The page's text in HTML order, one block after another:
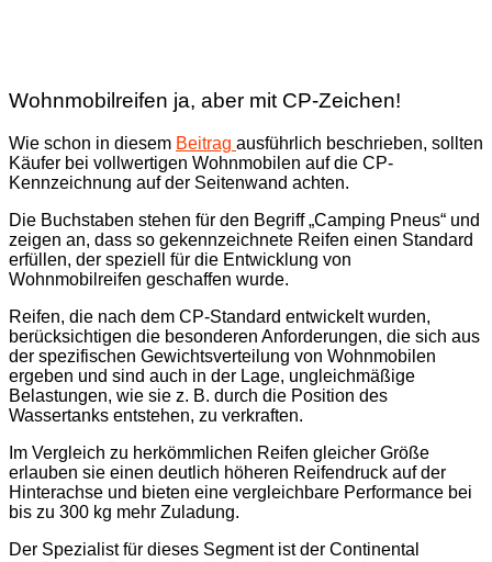
Wohnmobilreifen ja, aber mit CP-Zeichen!
Wie schon in diesem Beitrag ausführlich beschrieben, sollten
Käufer bei vollwertigen Wohnmobilen auf die CP-
Kennzeichnung auf der Seitenwand achten.
Die Buchstaben stehen für den Begriff „Camping Pneus“ und
zeigen an, dass so gekennzeichnete Reifen einen Standard
erfüllen, der speziell für die Entwicklung von
Wohnmobilreifen geschaffen wurde.
Reifen, die nach dem CP-Standard entwickelt wurden,
berücksichtigen die besonderen Anforderungen, die sich aus
der spezifischen Gewichtsverteilung von Wohnmobilen
ergeben und sind auch in der Lage, ungleichmäßige
Belastungen, wie sie z. B. durch die Position des
Wassertanks entstehen, zu verkraften.
Im Vergleich zu herkömmlichen Reifen gleicher Größe
erlauben sie einen deutlich höheren Reifendruck auf der
Hinterachse und bieten eine vergleichbare Performance bei
bis zu 300 kg mehr Zuladung.
Der Spezialist für dieses Segment ist der Continental